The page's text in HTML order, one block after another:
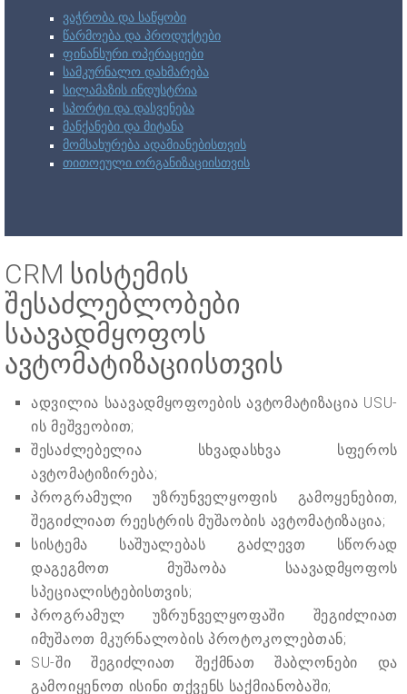
ვაჭრობა და საწყობი
წარმოება და პროდუქტები
ფინანსური ოპერაციები
სამკურნალო დახმარება
სილამაზის ინდუსტრია
სპორტი და დასვენება
მანქანები და მიტანა
მომსახურება ადამიანებისთვის
თითოეული ორგანიზაციისთვის
CRM სისტემის
შესაძლებლობები
საავადმყოფოს
ავტომატიზაციისთვის
ადვილია საავადმყოფოების ავტომატიზაცია USU-
ის მეშვეობით;
შესაძლებელია სხვადასხვა სფეროს
ავტომატიზირება;
პროგრამული უზრუნველყოფის გამოყენებით,
შეგიძლიათ რეესტრის მუშაობის ავტომატიზაცია;
სისტემა საშუალებას გაძლევთ სწორად
დაგეგმოთ მუშაობა საავადმყოფოს
სპეციალისტებისთვის;
პროგრამულ უზრუნველყოფაში შეგიძლიათ
იმუშაოთ მკურნალობის პროტოკოლებთან;
SU-ში შეგიძლიათ შექმნათ შაბლონები და
გამოიყენოთ ისინი თქვენს საქმიანობაში;